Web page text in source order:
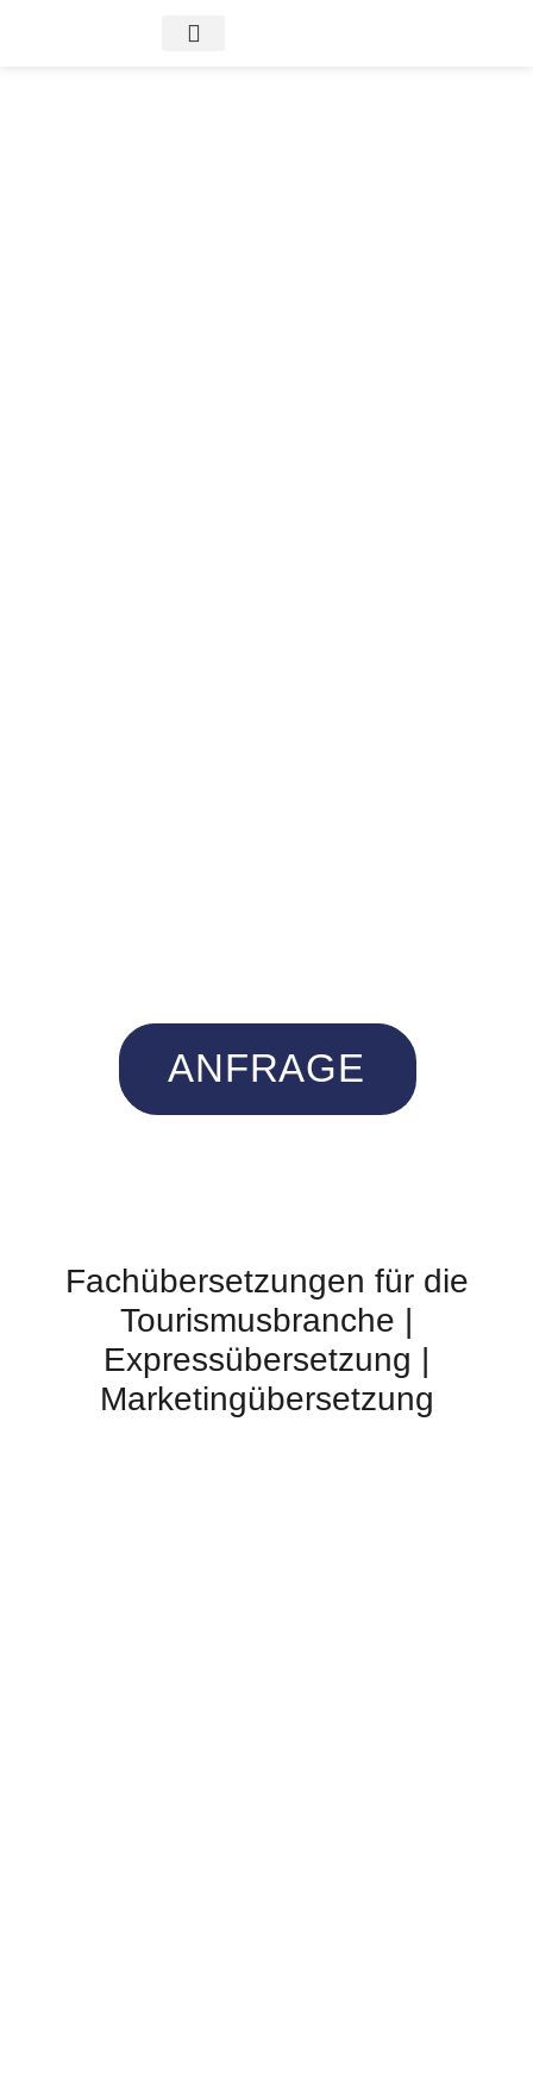
ANFRAGE
Fachübersetzungen für die
Tourismusbranche |
Expressübersetzung |
Marketingübersetzung